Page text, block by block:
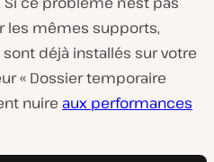
les mêmes supports,
déjà installés sur votre
« Dossier temporaire
nuire aux performances